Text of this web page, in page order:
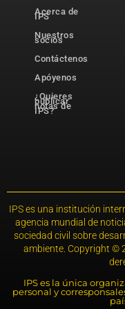
Acerca de
IPS
Nuestros
socios
Contáctenos
Apóyenos
¿Quieres
publicar
notas de
IPS?
IPS es una institución
agencia mundial de
sociedad civil sobre
ambiente. Copyright ©
IPS es la única
personal y